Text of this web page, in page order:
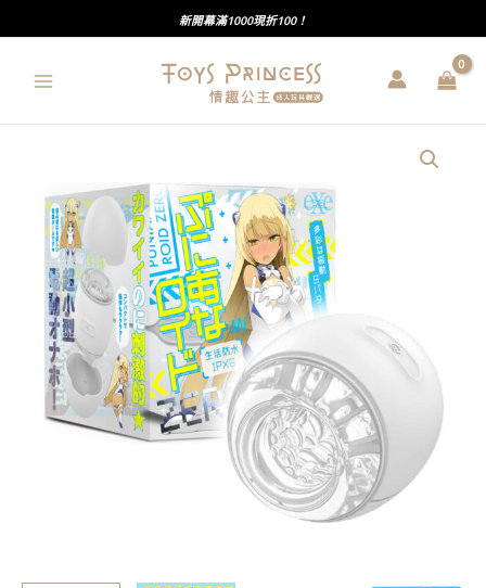
至
新開幕滿1000現折100！